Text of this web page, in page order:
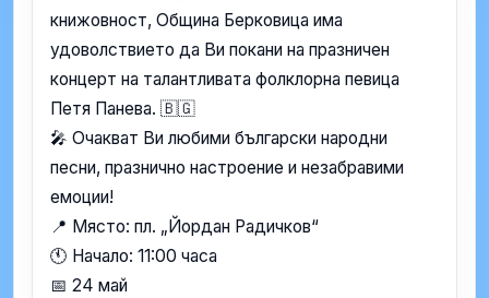
книжовност, Община Берковица има
удоволствието да Ви покани на празничен
концерт на талантливата фолклорна певица
Петя Панева. 🇧🇬
🎤 Очакват Ви любими български народни
песни, празнично настроение и незабравими
емоции!
📍 Място: пл. „Йордан Радичков“
🕚 Начало: 11:00 часа
📅 24 май